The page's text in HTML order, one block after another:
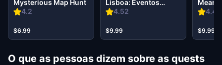
4.2
Mysterious Map Hunt
$6.99
4.52
Lisboa: Eventos
estranhos
$9.99
4.46
Lisbon
$9.99
O que as pessoas dizem sobre as quests